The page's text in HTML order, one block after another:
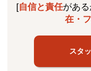
[自信と責任があ
在・
スタ